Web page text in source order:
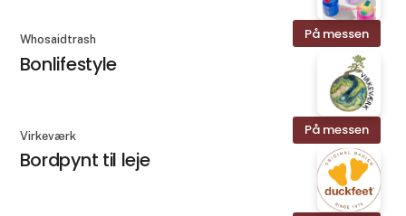
På messen
Whosaidtrash
Bonlifestyle
På messen
Virkeværk
Bordpynt til leje